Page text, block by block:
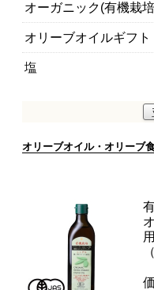
オーガニック(有機栽
オリーブオイルギフト
塩
オリーブオイル・オリーブ
用